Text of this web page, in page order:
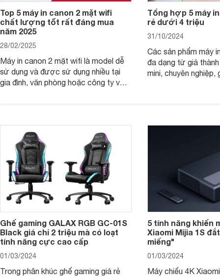
Top 5 máy in canon 2 mặt wifi
chất lượng tốt rất đáng mua
năm 2025
28/02/2025
Máy in canon 2 mặt wifi là model dễ
sử dụng và được sử dụng nhiều tại
gia đình, văn phòng hoặc công ty vừa
Tổng hợp 5 máy
rẻ dưới 4 triệu
31/10/2024
Các sản phẩm máy
đa dạng từ giá
mini, chuyên nghiệp,
Ghế gaming GALAX RGB GC-01S
Black giá chỉ 2 triệu mà có loạt
tính năng cực cao cấp
01/03/2024
Trong phân khúc ghế gaming giá rẻ
5 tính năng khiến
Xiaomi Mijia 1S
miếng"
01/03/2024
Máy chiếu 4K